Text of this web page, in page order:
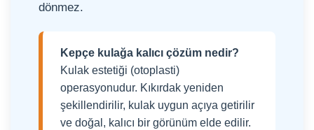
dönmez.
Kepçe kulağa kalıcı çözüm nedir?
Kulak estetiği (otoplasti)
operasyonudur. Kıkırdak yeniden
şekillendirilir, kulak uygun açıya getirilir
ve doğal, kalıcı bir görünüm elde edilir.